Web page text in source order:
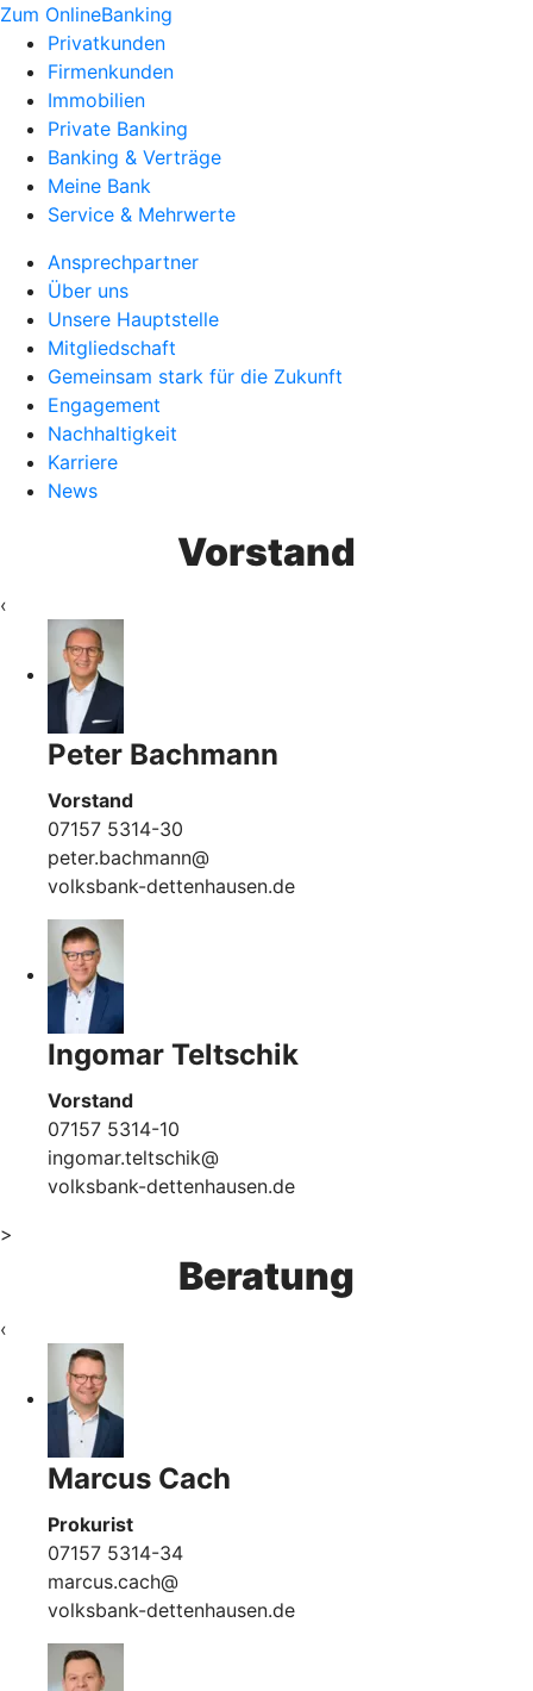
Zum OnlineBanking
Privatkunden
Firmenkunden
Immobilien
Private Banking
Banking & Verträge
Meine Bank
Service & Mehrwerte
Ansprechpartner
Über uns
Unsere Hauptstelle
Mitgliedschaft
Gemeinsam stark für die Zukunft
Engagement
Nachhaltigkeit
Karriere
News
Vorstand
‹
Peter Bachmann
Vorstand
07157 5314-30
peter.bachmann@
volksbank-dettenhausen.de
Ingomar Teltschik
Vorstand
07157 5314-10
ingomar.teltschik@
volksbank-dettenhausen.de
>
Beratung
‹
Marcus Cach
Prokurist
07157 5314-34
marcus.cach@
volksbank-dettenhausen.de